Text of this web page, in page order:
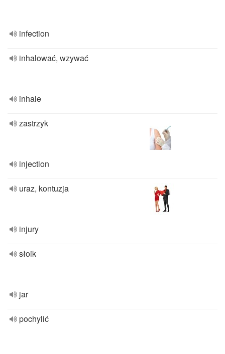
infection
inhalować, wzywać
inhale
zastrzyk
injection
uraz, kontuzja
injury
słoik
jar
pochylić